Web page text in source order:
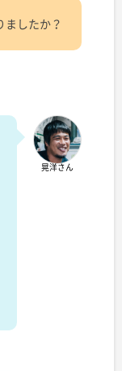
ましたか？
晃洋さん